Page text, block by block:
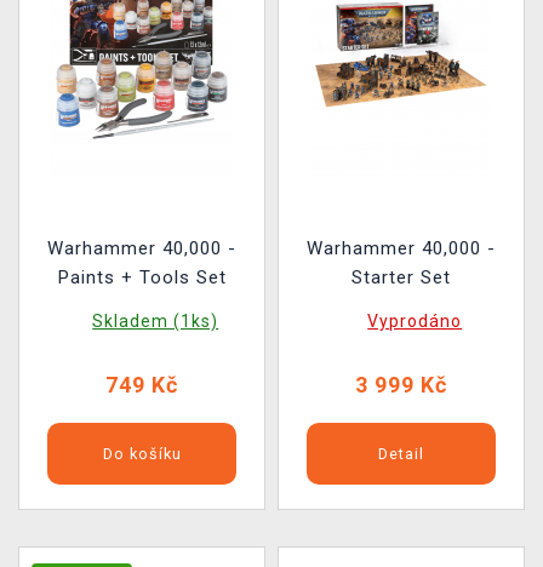
Warhammer 40,000 -
Paints + Tools Set
Skladem (1ks)
749 Kč
Do košíku
Warhammer 40,000 -
Starter Set
Vyprodáno
3 999 Kč
Detail